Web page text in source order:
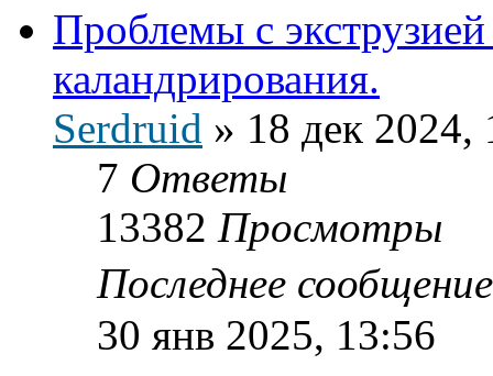
Проблемы с
каландрирования.
Serdruid » 18 дек 2024,
7 Ответы
13382 Просмотры
Последнее
30 янв 2025, 13:56